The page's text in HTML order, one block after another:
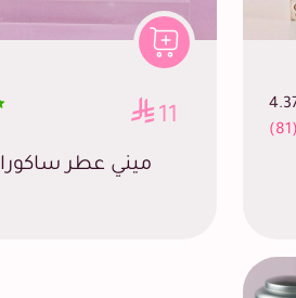
11
ميني عطر ساكورا